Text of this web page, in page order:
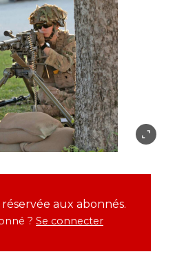
réservée aux abonnés.
? Se connecter